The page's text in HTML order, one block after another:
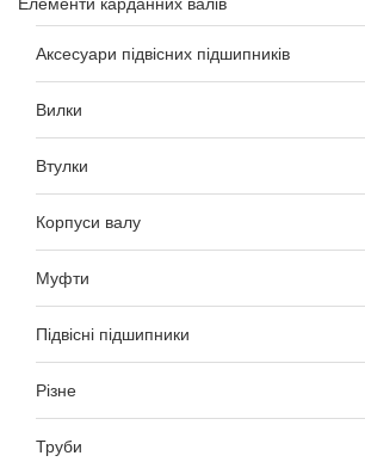
Аксесуари підвісних підшипників
Вилки
Втулки
Корпуси валу
Муфти
Підвісні підшипники
Різне
Труби